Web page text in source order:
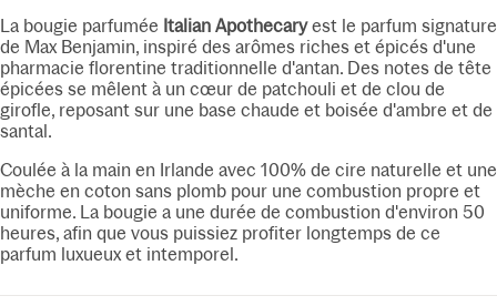
La bougie parfumée Italian Apothecaryest le parfum signature
de Max Benjamin, inspiré des arômes riches et épicés d'une
pharmacie florentine traditionnelle d'antan. Des notes de tête
épicées se mêlent à un cœur de patchouli et de clou de
girofle, reposant sur une base chaude et boisée d'ambre et de
santal.
Coulée à la main en Irlande avec 100% de cire naturelle et une
mèche en coton sans plomb pour une combustion propre et
uniforme. La bougie a une durée de combustion d'environ 50
heures, afin que vous puissiez profiter longtemps de ce
parfum luxueux et intemporel.